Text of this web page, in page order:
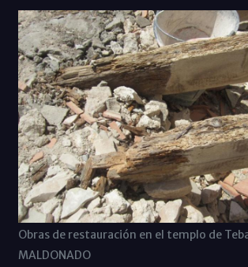
Obras de restauración en el templo de Teba
MALDONADO